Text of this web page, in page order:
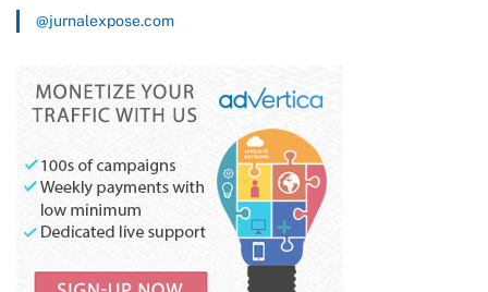
@jurnalexpose.com